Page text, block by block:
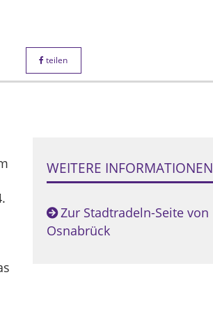
teilen
WEITERE INFORMATIONEN
Zur Stadtradeln-Seite von
Osnabrück